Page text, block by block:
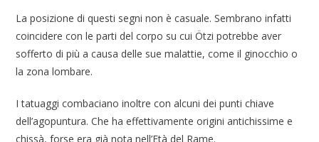
La posizione di questi segni non è casuale. Sembrano infatti
coincidere con le parti del corpo su cui Ötzi potrebbe aver
sofferto di più a causa delle sue malattie, come il ginocchio o
la zona lombare.
I tatuaggi combaciano inoltre con alcuni dei punti chiave
dell’agopuntura. Che ha effettivamente origini antichissime e
chissà, forse era già nota nell’Età del Rame.